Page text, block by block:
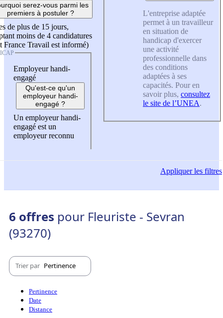
serez-vous parmi les
premiers à postuler ?
de plus de 15 jours,
moins de 4 candidatures
France Travail est informé)
Employeur handi-
engagé
Qu'est-ce qu'un
employeur handi-
engagé ?
Un employeur handi-
engagé est un
employeur reconnu
L'entreprise adaptée
permet à un travailleur
en situation de
handicap d'exercer
une activité
professionnelle dans
des conditions
adaptées à ses
capacités. Pour en
savoir plus, consultez
le site de l’UNEA.
Appliquerles filtres
6 offres pour Fleuriste - Sevran
(93270)
Trier par Pertinence
Pertinence
Date
Distance